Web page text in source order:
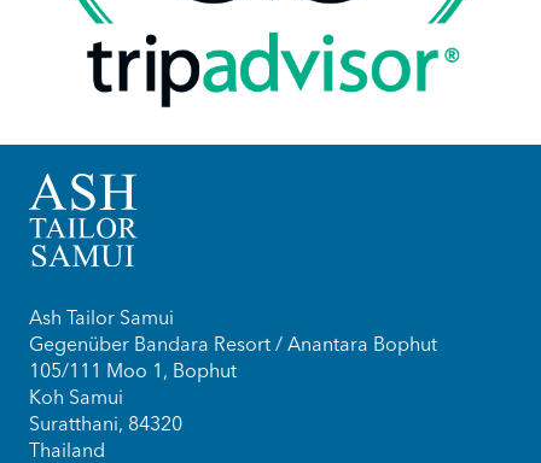
Ash Tailor Samui
Gegenüber Bandara Resort / Anantara Bophut
105/111 Moo 1, Bophut
Koh Samui
Suratthani, 84320
Thailand